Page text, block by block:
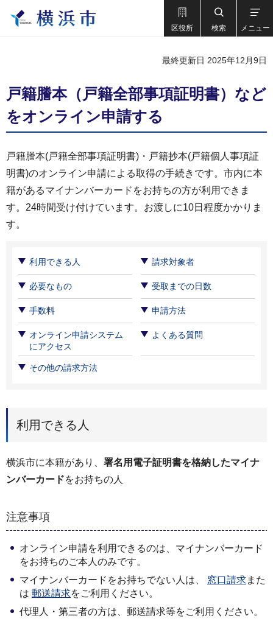
区役所 検索 メニュー
最終更新日 2025年12月9日
戸籍謄本（戸籍全部事項証明書）など
をオンライン申請する
戸籍謄本(戸籍全部事項証明書)・戸籍抄本(戸籍個人事項証
明書)のオンライン申請による取得の手続きです。市内に本
籍があるマイナンバーカードをお持ちの方が利用できま
す。24時間受け付けています。お渡しに10日程度かかりま
す。
利用できる人 請求対象者
必要なもの 受取までの日数
手数料 申請方法
オンライン申請システム
にアクセス
よくある質問
その他の請求方法
利用できる人
横浜市に本籍があり、 署名用電子証明書を格納したマイナ
ンバーカードをお持ちの人
注意事項
オンライン申請を利用できるのは、マイナンバーカード
をお持ちのご本人のみです。
マイナンバーカードをお持ちでない人は、 窓口請求また
は 郵送請求をご利用ください。
代理人・第三者の方は、郵送請求等をご利用ください。